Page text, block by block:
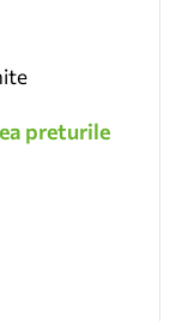
preturile